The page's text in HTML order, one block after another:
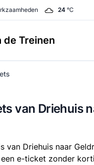
24 °C
de Treinen
van Driehuis
van Driehuis naar
e-ticket zonder